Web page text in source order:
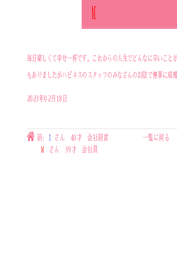
M
毎日楽しくて幸せ一杯です。これからの人生でどんなに辛いこと
もありましたがハピネスのスタッフのみなさんのお陰で無事に成
2023年02月18日
前: I さん 40才 会社経営
M
さん 39才 会社員
一覧に戻る